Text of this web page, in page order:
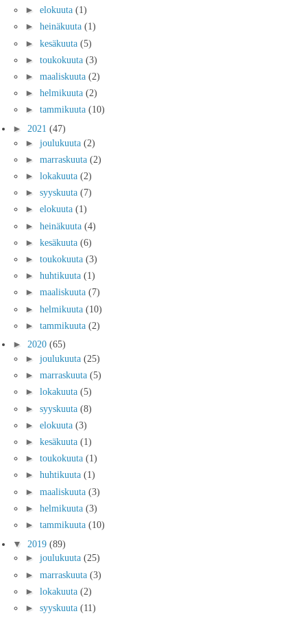
► elokuuta (1)
► heinäkuuta (1)
► kesäkuuta (5)
► toukokuuta (3)
► maaliskuuta (2)
► helmikuuta (2)
► tammikuuta (10)
► 2021 (47)
► joulukuuta (2)
► marraskuuta (2)
► lokakuuta (2)
► syyskuuta (7)
► elokuuta (1)
► heinäkuuta (4)
► kesäkuuta (6)
► toukokuuta (3)
► huhtikuuta (1)
► maaliskuuta (7)
► helmikuuta (10)
► tammikuuta (2)
► 2020 (65)
► joulukuuta (25)
► marraskuuta (5)
► lokakuuta (5)
► syyskuuta (8)
► elokuuta (3)
► kesäkuuta (1)
► toukokuuta (1)
► huhtikuuta (1)
► maaliskuuta (3)
► helmikuuta (3)
► tammikuuta (10)
▼ 2019 (89)
► joulukuuta (25)
► marraskuuta (3)
► lokakuuta (2)
► syyskuuta (11)